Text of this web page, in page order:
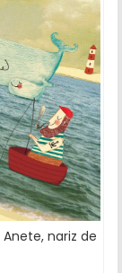
nariz de